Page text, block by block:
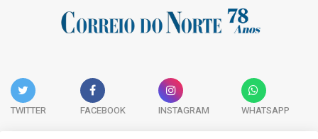
TWITTER FACEBOOK INSTAGRAM WHATSAPP